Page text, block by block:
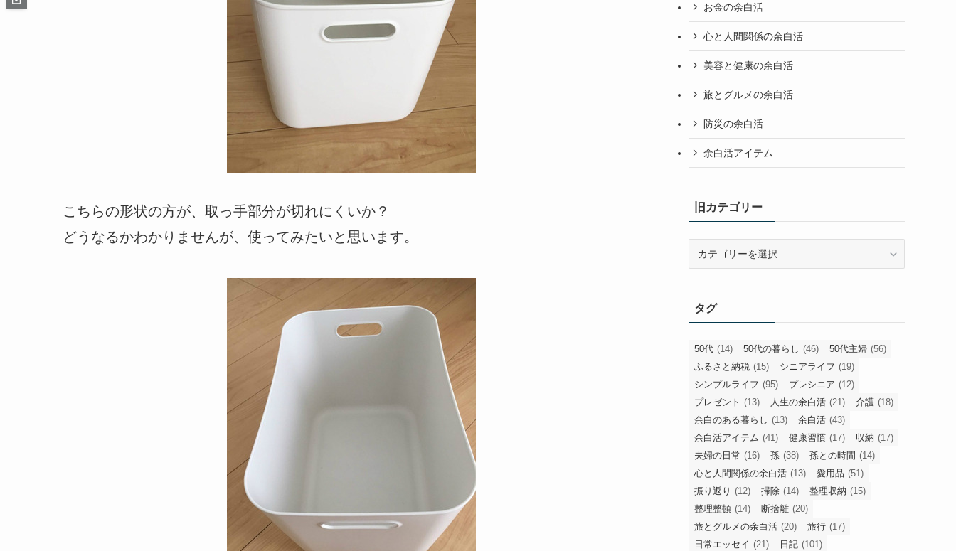
こちらの形状の方が、取っ手部分が切れにくいか？
どうなるかわかりませんが、使ってみたいと思います。
お金の余白活
心と人間関係の余白活
美容と健康の余白活
旅とグルメの余白活
防災の余白活
余白活アイテム
旧カテゴリー
リ
ー
タグ
50代 (14) 50代の暮らし (46) 50代主婦 (56)
ふるさと納税 (15) シニアライフ (19)
シンプルライフ (95) プレシニア (12)
プレゼント (13) 人生の余白活 (21) 介護 (18)
余白のある暮らし (13) 余白活 (43)
余白活アイテム (41) 健康習慣 (17) 収納 (17)
夫婦の日常 (16) 孫 (38) 孫との時間 (14)
心と人間関係の余白活 (13) 愛用品 (51)
振り返り (12) 掃除 (14) 整理収納 (15)
整理整頓 (14) 断捨離 (20)
旅とグルメの余白活 (20) 旅行 (17)
日常エッセイ (21) 日記 (101)